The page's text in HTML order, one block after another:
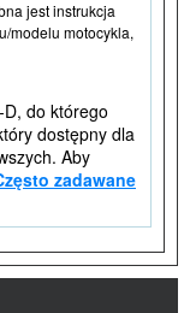
jest instrukcja
modelu motocykla,
do którego
dostępny dla
Aby
zadawane